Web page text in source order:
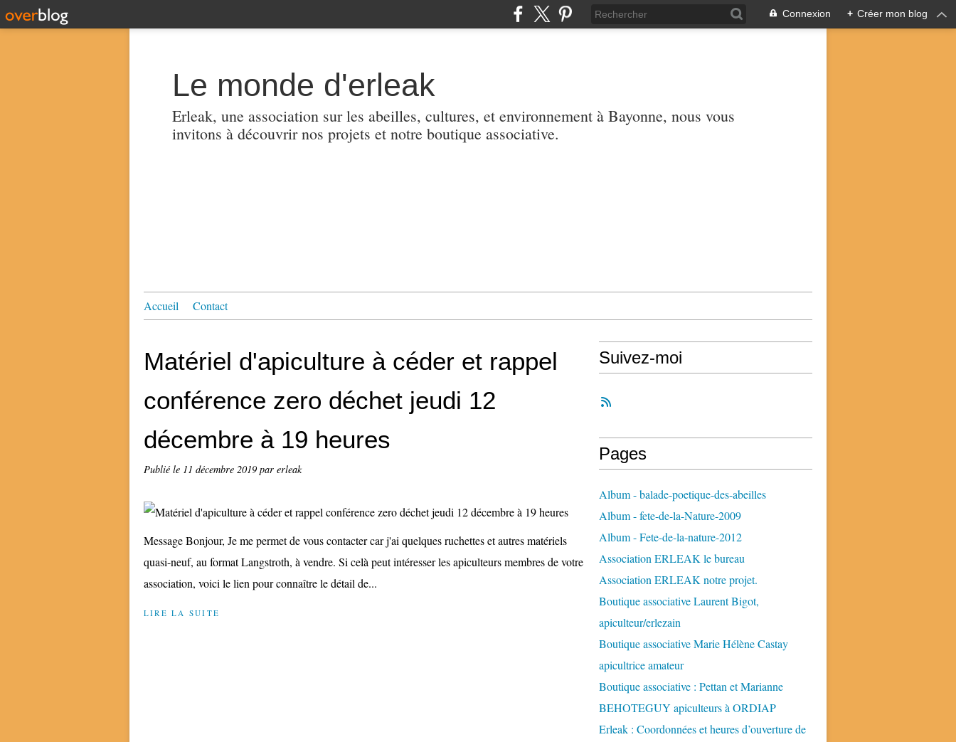
Connexion + Créer mon blog
Le monde d'erleak
Erleak, une association sur les abeilles, cultures, et environnement à Bayonne, nous vous
invitons à découvrir nos projets et notre boutique associative.
Accueil Contact
Matériel d'apiculture à céder et rappel
conférence zero déchet jeudi 12
décembre à 19 heures
Publié le 11 décembre 2019 par erleak
Message Bonjour, Je me permet de vous contacter car j'ai quelques ruchettes et autres matériels
quasi-neuf, au format Langstroth, à vendre. Si celà peut intéresser les apiculteurs membres de votre
association, voici le lien pour connaître le détail de...
LIRE LA SUITE
Suivez-moi
Pages
Album - balade-poetique-des-abeilles
Album - fete-de-la-Nature-2009
Album - Fete-de-la-nature-2012
Association ERLEAK le bureau
Association ERLEAK notre projet.
Boutique associative Laurent Bigot,
apiculteur/erlezain
Boutique associative Marie Hélène Castay
apicultrice amateur
Boutique associative : Pettan et Marianne
BEHOTEGUY apiculteurs à ORDIAP
Erleak : Coordonnées et heures d’ouverture de